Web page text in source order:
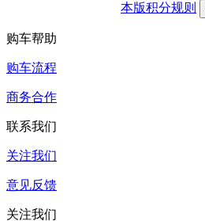
本版积分规则
购车帮助
购车流程
商务合作
联系我们
关注我们
意见反馈
关注我们